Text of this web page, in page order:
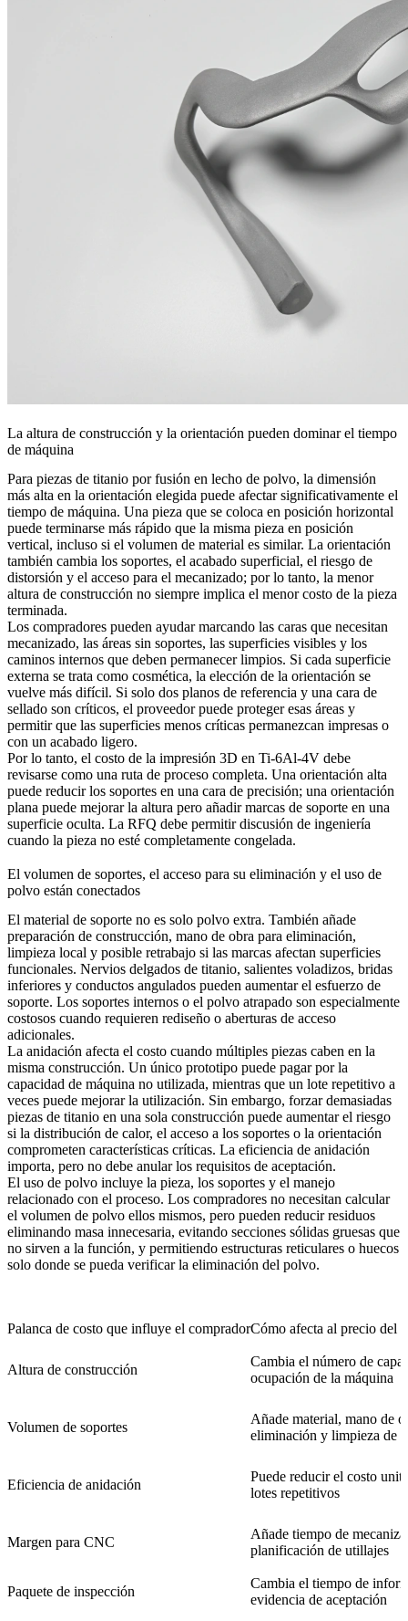
La altura de construcción y la orientación pueden dominar el tiempo
de máquina
Para piezas de titanio por fusión en lecho de polvo, la dimensión
más alta en la orientación elegida puede afectar significativamente el
tiempo de máquina. Una pieza que se coloca en posición horizontal
puede terminarse más rápido que la misma pieza en posición
vertical, incluso si el volumen de material es similar. La orientación
también cambia los soportes, el acabado superficial, el riesgo de
distorsión y el acceso para el mecanizado; por lo tanto, la menor
altura de construcción no siempre implica el menor costo de la pieza
terminada.
Los compradores pueden ayudar marcando las caras que necesitan
mecanizado, las áreas sin soportes, las superficies visibles y los
caminos internos que deben permanecer limpios. Si cada superficie
externa se trata como cosmética, la elección de la orientación se
vuelve más difícil. Si solo dos planos de referencia y una cara de
sellado son críticos, el proveedor puede proteger esas áreas y
permitir que las superficies menos críticas permanezcan impresas o
con un acabado ligero.
Por lo tanto, el costo de la impresión 3D en Ti-6Al-4V debe
revisarse como una ruta de proceso completa. Una orientación alta
puede reducir los soportes en una cara de precisión; una orientación
plana puede mejorar la altura pero añadir marcas de soporte en una
superficie oculta. La RFQ debe permitir discusión de ingeniería
cuando la pieza no esté completamente congelada.
El volumen de soportes, el acceso para su eliminación y el uso de
polvo están conectados
El material de soporte no es solo polvo extra. También añade
preparación de construcción, mano de obra para eliminación,
limpieza local y posible retrabajo si las marcas afectan superficies
funcionales. Nervios delgados de titanio, salientes voladizos, bridas
inferiores y conductos angulados pueden aumentar el esfuerzo de
soporte. Los soportes internos o el polvo atrapado son especialmente
costosos cuando requieren rediseño o aberturas de acceso
adicionales.
La anidación afecta el costo cuando múltiples piezas caben en la
misma construcción. Un único prototipo puede pagar por la
capacidad de máquina no utilizada, mientras que un lote repetitivo a
veces puede mejorar la utilización. Sin embargo, forzar demasiadas
piezas de titanio en una sola construcción puede aumentar el riesgo
si la distribución de calor, el acceso a los soportes o la orientación
comprometen características críticas. La eficiencia de anidación
importa, pero no debe anular los requisitos de aceptación.
El uso de polvo incluye la pieza, los soportes y el manejo
relacionado con el proceso. Los compradores no necesitan calcular
el volumen de polvo ellos mismos, pero pueden reducir residuos
eliminando masa innecesaria, evitando secciones sólidas gruesas que
no sirven a la función, y permitiendo estructuras reticulares o huecos
solo donde se pueda verificar la eliminación del polvo.
Palanca de costo que influye el compradorCómo afecta al precio del
Altura de construcción
Cambia el número de
ocupación de la máquina
Volumen de soportes
Añade material, mano de
eliminación y limpieza de
Eficiencia de anidación
Puede reducir el costo
lotes repetitivos
Margen para CNC
Añade tiempo de
planificación de utillajes
Paquete de inspección
Cambia el tiempo de
evidencia de aceptación